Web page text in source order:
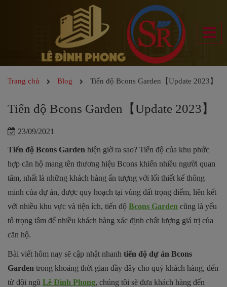
Trang chủ Blog Tiến độ Bcons Garden【Update 2023】
Tiến độ Bcons Garden【Update 2023】
23/09/2021
Tiến độ Bcons Garden hiện giờ ra sao? Tiến độ của khu phức
hợp căn hộ mang tên thương hiệu Bcons khiến nhiều người quan
tâm, nhất là những khách hàng ấn tượng với lối thiết kế thông
minh của dự án, được quy hoạch tại vùng đất trọng điểm, liên kết
với nhiều khu vực và tiện ích, tiến độ Bcons Garden cũng là yếu
tố trọng tâm để nhiều khách hàng xác định chất lượng giá trị của
căn hộ.
Bài viết hôm nay sẽ cập nhật nhanh tiến độ dự án Bcons
Garden trong khoảng thời gian đầy đây cho quý khách hàng, đến
từ đội ngũ Lê Đình Phong, chúng tôi sẽ đưa khách hàng đến